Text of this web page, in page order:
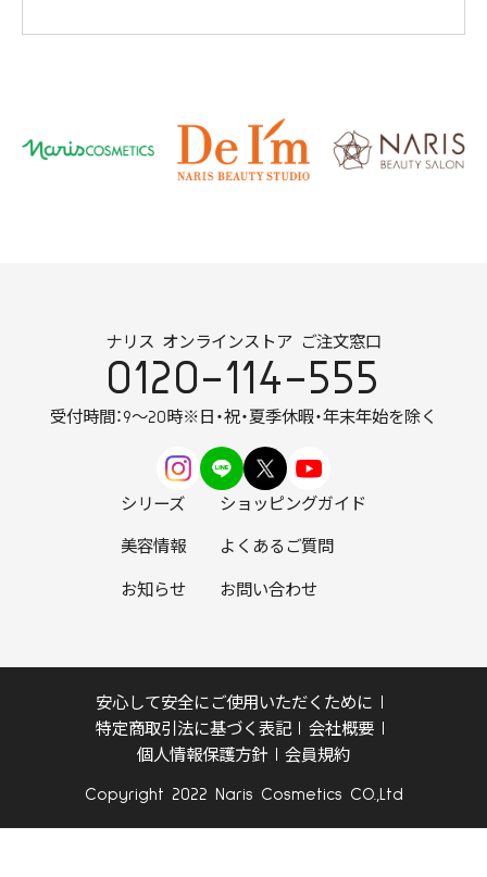
ナリス オンラインストア ご注文窓口
0120-114-555
受付時間：9～20時※日・祝・夏季休暇・年末年始を除く
シリーズ ショッピングガイド
美容情報 よくあるご質問
お知らせ お問い合わせ
安心して安全にご使用いただくために
特定商取引法に基づく表記
会社概要
個人情報保護方針
会員規約
Copyright 2022 Naris Cosmetics CO.,Ltd